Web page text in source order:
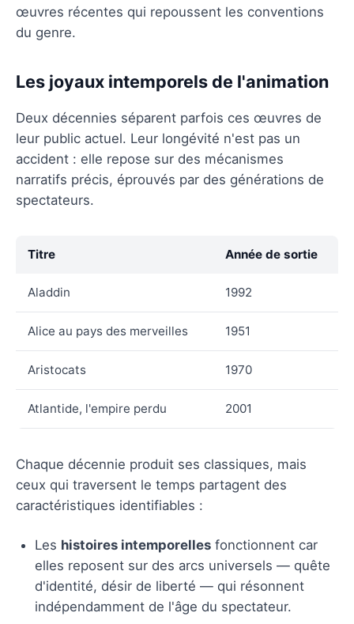
œuvres récentes qui repoussent les conventions
du genre.
Les joyaux intemporels de l'animation
Deux décennies séparent parfois ces œuvres de
leur public actuel. Leur longévité n'est pas un
accident : elle repose sur des mécanismes
narratifs précis, éprouvés par des générations de
spectateurs.
Titre Année de sortie
Aladdin 1992
Alice au pays des merveilles 1951
Aristocats 1970
Atlantide, l'empire perdu 2001
Chaque décennie produit ses classiques, mais
ceux qui traversent le temps partagent des
caractéristiques identifiables :
Les histoires intemporelles fonctionnent car
elles reposent sur des arcs universels — quête
d'identité, désir de liberté — qui résonnent
indépendamment de l'âge du spectateur.